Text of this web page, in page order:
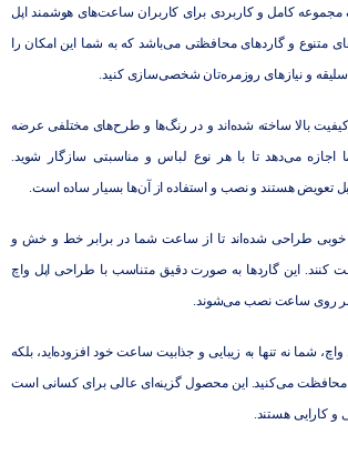
مجموعه کامل و کاربردی برای کاربران ساعت‌های هوشمند اپل
متنوع و گاردهای محافظتی می‌باشد که به شما این امکان را
و نیازهای روزمره‌تان شخصی‌سازی کنید.
کیفیت بالا ساخته شده‌اند و در رنگ‌ها و طرح‌های مختلفی عرضه
اجازه می‌دهد تا با هر نوع لباس و مناسبتی سازگار شوید.
تعویض هستند و نصب و استفاده از آن‌ها بسیار ساده است.
خوبی طراحی شده‌اند تا از ساعت شما در برابر خط و خش و
این گاردها به صورت دقیق متناسب با طراحی اپل واچ
بر روی ساعت نصب می‌شوند.
شما نه تنها به زیبایی و جذابیت ساعت خود افزوده‌اید، بلکه
محافظت می‌کنید. این محصول گزینه‌ای عالی برای کسانی است
و کارایی هستند.